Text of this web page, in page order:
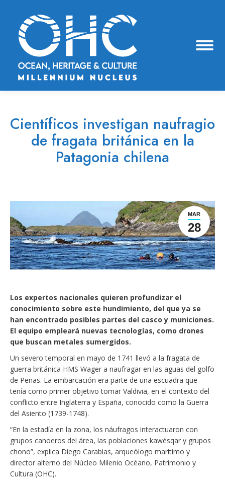
Científicos investigan naufragio
de fragata británica en la
Patagonia chilena
MAR
28
Los expertos nacionales quieren profundizar el
conocimiento sobre este hundimiento, del que ya se
han encontrado posibles partes del casco y municiones.
El equipo empleará nuevas tecnologías, como drones
que buscan metales sumergidos.
Un severo temporal en mayo de 1741 llevó a la fragata de
guerra británica HMS Wager a naufragar en las aguas del golfo
de Penas. La embarcación era parte de una escuadra que
tenía como primer objetivo tomar Valdivia, en el contexto del
conflicto entre Inglaterra y España, conocido como la Guerra
del Asiento (1739-1748).
“En la estadía en la zona, los náufragos interactuaron con
grupos canoeros del área, las poblaciones kawésqar y grupos
chono”, explica Diego Carabias, arqueólogo marítimo y
director alterno del Núcleo Milenio Océano, Patrimonio y
Cultura (OHC).